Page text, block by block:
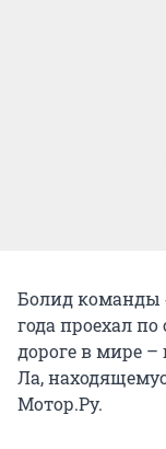
Болид команды
года проехал
дороге в мире
Ла,
Мотор.Ру.